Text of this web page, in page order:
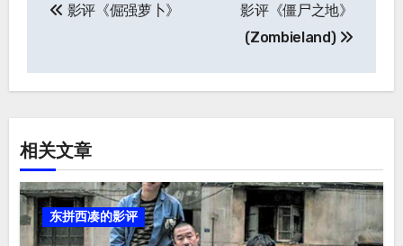
文
导
航
影评《倔强萝卜》
影评《僵尸之地》
(Zombieland)
相关文章
东拼西凑的影评